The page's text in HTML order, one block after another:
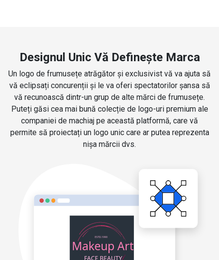
Designul Unic Vă Definește Marca
Un logo de frumusețe atrăgător și exclusivist vă va ajuta să
vă eclipsați concurenții și le va oferi spectatorilor șansa să
vă recunoască dintr-un grup de alte mărci de frumusețe.
Puteți găsi cea mai bună colecție de logo-uri premium ale
companiei de machiaj pe această platformă, care vă
permite să proiectați un logo unic care ar putea reprezenta
nișa mărcii dvs.